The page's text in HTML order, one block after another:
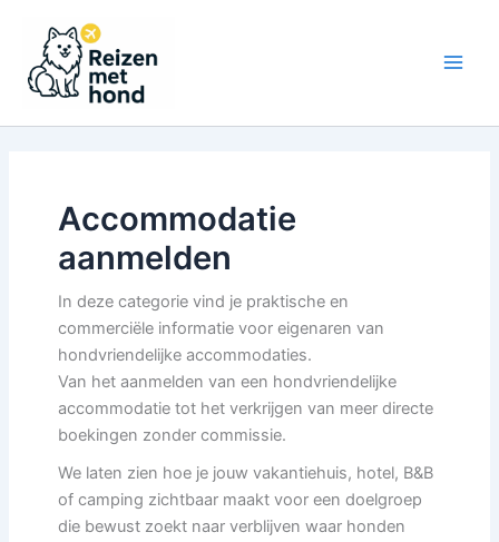
inhoud
Accommodatie
aanmelden
In deze categorie vind je praktische en
commerciële informatie voor eigenaren van
hondvriendelijke accommodaties.
Van het aanmelden van een hondvriendelijke
accommodatie tot het verkrijgen van meer directe
boekingen zonder commissie.
We laten zien hoe je jouw vakantiehuis, hotel, B&B
of camping zichtbaar maakt voor een doelgroep
die bewust zoekt naar verblijven waar honden